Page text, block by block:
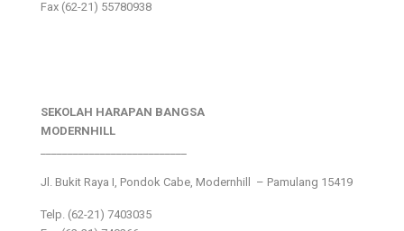
Fax (62-21) 55780938
SEKOLAH HARAPAN BANGSA
MODERNHILL
Jl. Bukit Raya I, Pondok Cabe, Modernhill – Pamulang 15419
Telp. (62-21) 7403035